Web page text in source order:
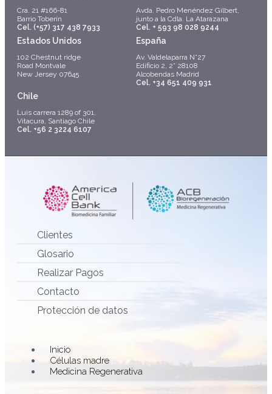
Cra. 21 #166-81
Barrio Toberín
Cel. (+57) 317 438 7933
Avda. Pedro Menéndez Gilbert,
junto a la Cdla. La Atarazana
Cel. + 593 98 028 9244
Estados Unidos
102 Chestnut ridge
Road Montvale
New Jersey 07645
España
Av. Valdelaparra N°27
Edificio 2, 2° 28108
Alcobendas Madrid
Cel. +34 651 409 931
Chile
Luis carrera 1289 of 301,
Vitacura, Santiago Chile
Cel. +56 2 3224 6107
Clientes
Glosario
Realizar Pagos
Contacto
Protección de datos
Menu
Inicio
Células madre
Medicina Regenerativa